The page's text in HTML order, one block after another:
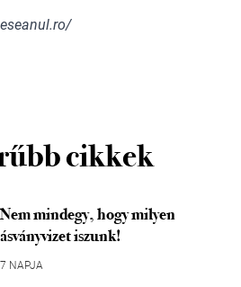
cikkek
Nem mindegy, hogy milyen
ásványvizet iszunk!
7 NAPJA